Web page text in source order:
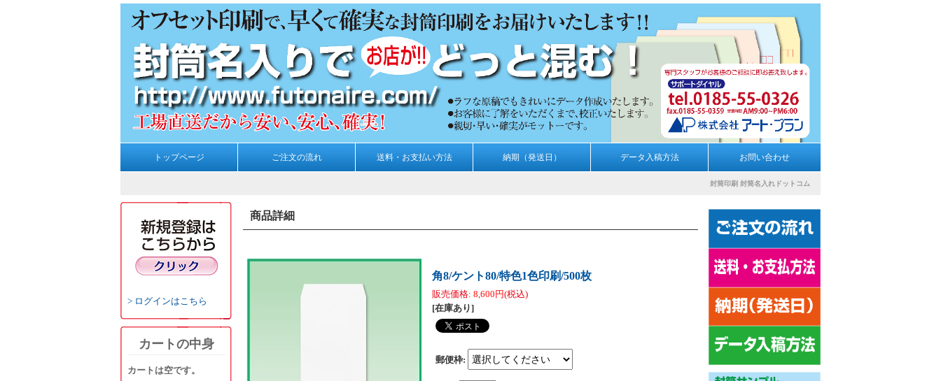
トップページ ご注文の流れ 送料・お支払い方法 納期（発送日） データ入稿方法 お問い合わせ
封筒印刷 封筒名入れドットコム
ログインはこちら
カートの中身
カートは空です。
商品詳細
角8/ケント80/特色1色印刷/500枚
販売価格: 8,600円(税込)
[在庫あり]
郵便枠: